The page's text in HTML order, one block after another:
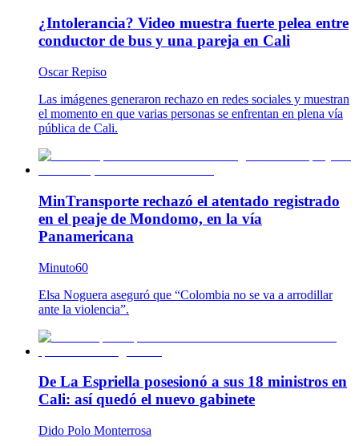
¿Intolerancia? Video muestra fuerte pelea entre
conductor de bus y una pareja en Cali
Oscar Repiso
Las imágenes generaron rechazo en redes sociales y muestran
el momento en que varias personas se enfrentan en plena vía
pública de Cali.
MinTransporte rechazó el atentado registrado
en el peaje de Mondomo, en la vía
Panamericana
Minuto60
Elsa Noguera aseguró que “Colombia no se va a arrodillar
ante la violencia”.
De La Espriella posesionó a sus 18 ministros en
Cali: así quedó el nuevo gabinete
Dido Polo Monterrosa